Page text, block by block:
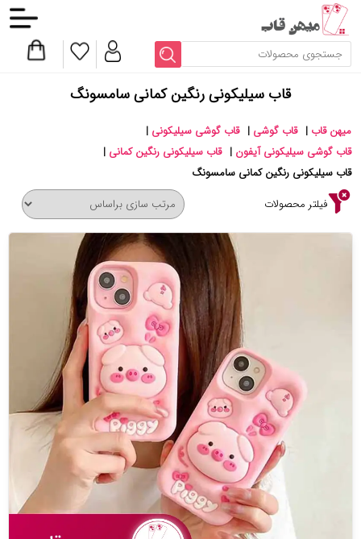
قاب سیلیکونی رنگین کمانی سامسونگ
میهن قاب | قاب گوشی | قاب گوشی سیلیکونی |
قاب گوشی سیلیکونی آیفون | قاب سیلیکونی رنگین کمانی |
قاب سیلیکونی رنگین کمانی سامسونگ
فیلتر محصولات